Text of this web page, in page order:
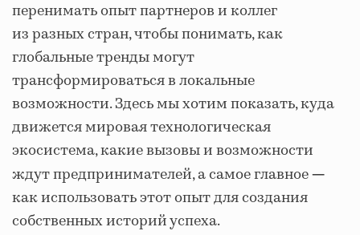
перенимать опыт партнеров и коллег
из разных стран, чтобы понимать, как
глобальные тренды могут
трансформироваться в локальные
возможности. Здесь мы хотим показать, куда
движется мировая технологическая
экосистема, какие вызовы и возможности
ждут предпринимателей, а самое главное —
как использовать этот опыт для создания
собственных историй успеха.